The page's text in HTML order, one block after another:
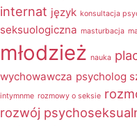
internat język konsultacja
seksuologiczna masturbacja
młodzież nauka
wychowawcza psycholog
intymnme rozmowy o seksie
rozwój